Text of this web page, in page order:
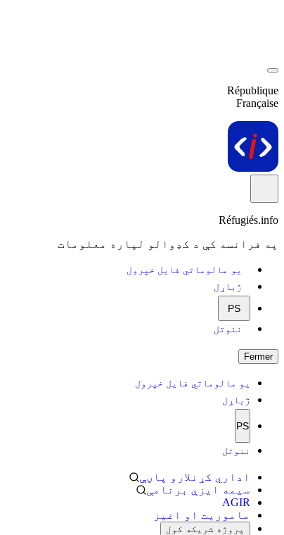
République
Française
Réfugiés.info
په فرانسه کې د کډوالو لپاره معلومات
یو مالوماتي فایل خپرول
ژباړل
PS
ننوتل
Fermer
یو مالوماتي فایل خپرول
ژباړل
PS
ننوتل
اداري کړنلارو پاڼې
سیمه ایزې برنامې
AGIR
ماموریت او اغیز
پروژه شریکه کول